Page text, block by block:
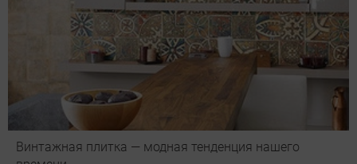
Винтажная плитка — модная тенденция нашего